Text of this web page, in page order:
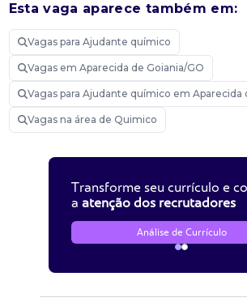
Esta vaga aparece também em:
Vagas para Ajudante químico
Vagas em Aparecida de Goiania/GO
Vagas para Ajudante químico em Aparecida
Vagas na área de Quimico
Transforme seu currículo e
a atenção dos recrutadores
Análise de Currículo